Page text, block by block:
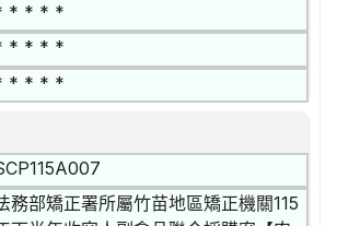
* * * *
* * * *
* * * *
務部矯正署所屬竹苗地區矯正機關115